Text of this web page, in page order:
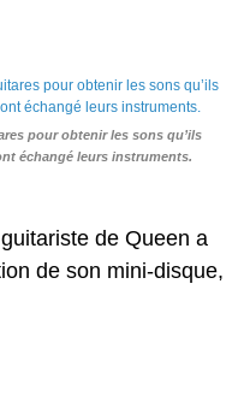
pour obtenir les sons qu’ils
échangé leurs instruments.
de Queen a
de son mini-disque,